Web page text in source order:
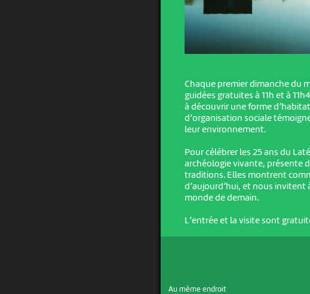
Chaque premier dimanche du
guidées gratuites à 11h et à
à découvrir une forme
d’organisation sociale
leur environnement.
Pour célébrer les 25 ans du
archéologie vivante, présente
traditions. Elles montrent
d’aujourd’hui, et nous
monde de demain.
L’entrée et la visite sont
Au même endroit